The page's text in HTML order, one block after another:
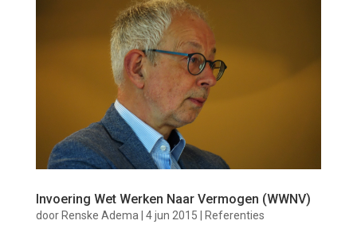
Invoering Wet Werken Naar Vermogen (WWNV)
door Renske Adema 4 jun 2015 Referenties